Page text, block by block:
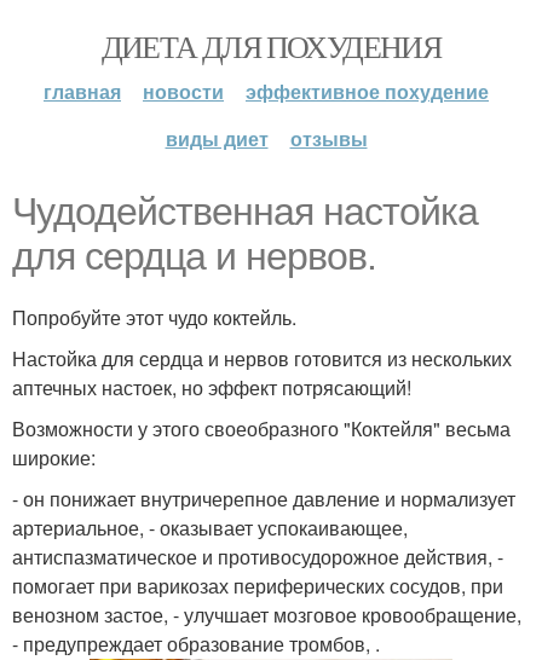
ДИЕТА ДЛЯ ПОХУДЕНИЯ
главная новости
эффективное похудение
виды диет
отзывы
Чудодейственная настойка
для сердца и нервов.
Попробуйте этот чудо коктейль.
Настойка для сердца и нервов готовится из нескольких
аптечных настоек, но эффект потрясающий!
Возможности у этого своеобразного "Коктейля" весьма
широкие:
- он понижает внутричерепное давление и нормализует
артериальное, - оказывает успокаивающее,
антиспазматическое и противосудорожное действия, -
помогает при варикозах периферических сосудов, при
венозном застое, - улучшает мозговое кровообращение,
- предупреждает образование тромбов, .